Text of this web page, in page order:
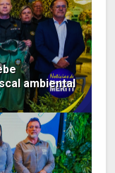
ambiental